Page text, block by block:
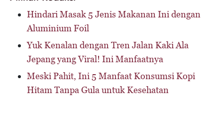
Hindari Masak 5 Jenis Makanan Ini dengan
Aluminium Foil
Yuk Kenalan dengan Tren Jalan Kaki Ala
Jepang yang Viral! Ini Manfaatnya
Meski Pahit, Ini 5 Manfaat Konsumsi Kopi
Hitam Tanpa Gula untuk Kesehatan